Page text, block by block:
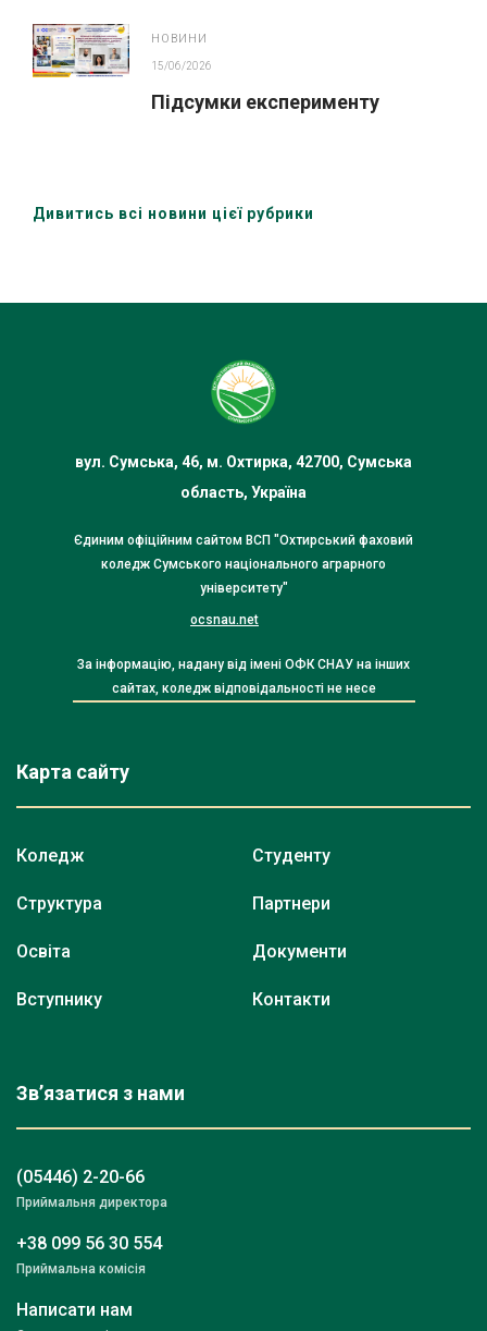
НОВИНИ
15/06/2026
Підсумки експерименту
Дивитись всі новини цієї рубрики
вул. Сумська, 46, м. Охтирка, 42700, Сумська
область, Україна
Єдиним офіційним сайтом ВСП "Охтирський фаховий
коледж Сумського національного аграрного
університету"
ocsnau.net
За інформацію, надану від імені ОФК СНАУ на інших
сайтах, коледж відповідальності не несе
Карта сайту
Коледж
Структура
Освіта
Вступнику
Студенту
Партнери
Документи
Контакти
Зв’язатися з нами
(05446) 2-20-66
Приймальня директора
+38 099 56 30 554
Приймальна комісія
Написати нам